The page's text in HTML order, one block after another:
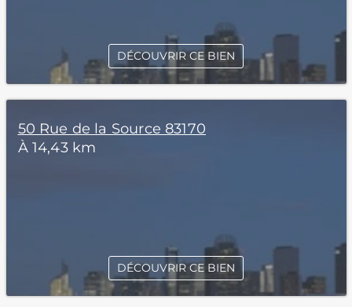
DÉCOUVRIR CE BIEN
50 Rue de la Source 83170
À 14,43 km
DÉCOUVRIR CE BIEN